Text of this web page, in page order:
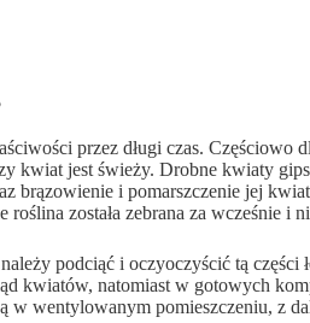
przez długi czas.
kwiat jest świeży. Drobne kwiaty
brązowienie i pomarszczenie jej
została zebrana za wcześnie
podciąć i oczyoczyścić tą
kwiatów, natomiast w gotowych
wentylowanym pomieszczeniu, z